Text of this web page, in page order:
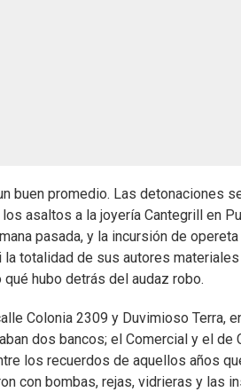
buen promedio. Las detonaciones
asaltos a la joyería Cantegrill en
pasada, y la incursión de opereta
totalidad de sus autores
hubo detrás del audaz robo.
Colonia 2309 y Duvimioso Terra,
dos bancos; el Comercial y el de
los recuerdos de aquellos años
con bombas, rejas, vidrieras y las